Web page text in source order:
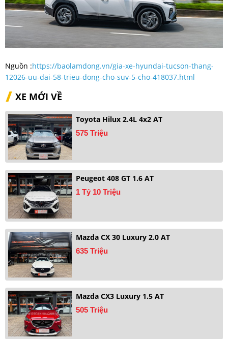
Nguồn :https://baolamdong.vn/gia-xe-hyundai-tucson-thang-
12026-uu-dai-58-trieu-dong-cho-suv-5-cho-418037.html
XE MỚI VỀ
Toyota Hilux 2.4L 4x2 AT
575 Triệu
Peugeot 408 GT 1.6 AT
1 Tỷ 10 Triệu
Mazda CX 30 Luxury 2.0 AT
635 Triệu
Mazda CX3 Luxury 1.5 AT
505 Triệu